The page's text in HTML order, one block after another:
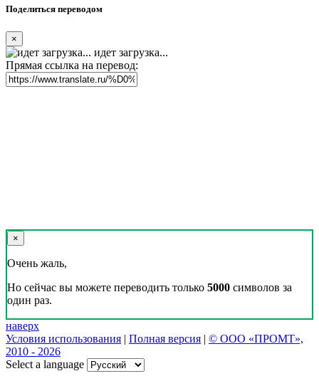
Поделиться переводом
×
идет загрузка...
Прямая ссылка на перевод:
×
Очень жаль,
Но сейчас вы можете переводить только 5000 символов за
один раз.
наверх
Условия использования | Полная версия | © ООО «ПРОМТ»,
2010 - 2026
Select a language